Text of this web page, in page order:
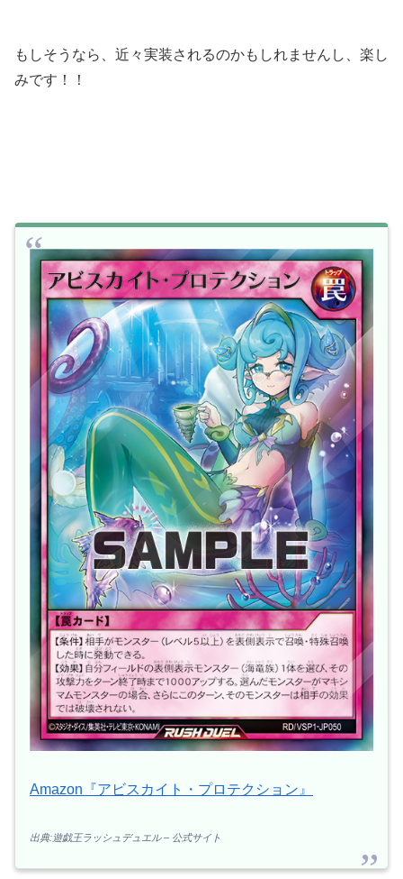
もしそうなら、近々実装されるのかもしれませんし、楽し
みです！！
Amazon『アビスカイト・プロテクション』
出典:遊戯王ラッシュデュエル – 公式サイト